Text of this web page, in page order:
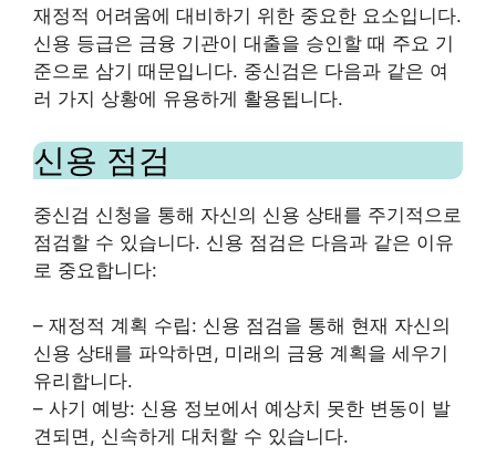
재정적 어려움에 대비하기 위한 중요한 요소입니다.
신용 등급은 금융 기관이 대출을 승인할 때 주요 기
준으로 삼기 때문입니다. 중신검은 다음과 같은 여
러 가지 상황에 유용하게 활용됩니다.
신용 점검
중신검 신청을 통해 자신의 신용 상태를 주기적으로
점검할 수 있습니다. 신용 점검은 다음과 같은 이유
로 중요합니다:
– 재정적 계획 수립: 신용 점검을 통해 현재 자신의
신용 상태를 파악하면, 미래의 금융 계획을 세우기
유리합니다.
– 사기 예방: 신용 정보에서 예상치 못한 변동이 발
견되면, 신속하게 대처할 수 있습니다.